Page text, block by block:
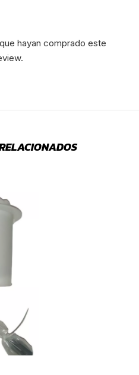
hayan comprado este